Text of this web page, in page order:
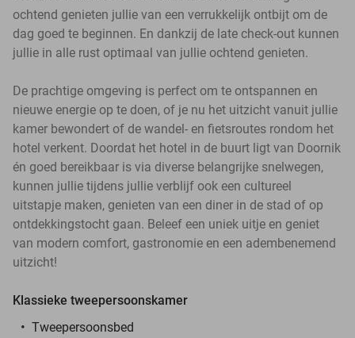
ochtend genieten jullie van een verrukkelijk ontbijt om de
dag goed te beginnen. En dankzij de late check-out kunnen
jullie in alle rust optimaal van jullie ochtend genieten.
De prachtige omgeving is perfect om te ontspannen en
nieuwe energie op te doen, of je nu het uitzicht vanuit jullie
kamer bewondert of de wandel- en fietsroutes rondom het
hotel verkent. Doordat het hotel in de buurt ligt van Doornik
én goed bereikbaar is via diverse belangrijke snelwegen,
kunnen jullie tijdens jullie verblijf ook een cultureel
uitstapje maken, genieten van een diner in de stad of op
ontdekkingstocht gaan. Beleef een uniek uitje en geniet
van modern comfort, gastronomie en een adembenemend
uitzicht!
Klassieke tweepersoonskamer
Tweepersoonsbed